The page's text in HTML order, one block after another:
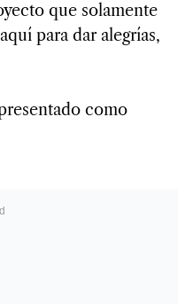
que solamente
para dar alegrías,
como